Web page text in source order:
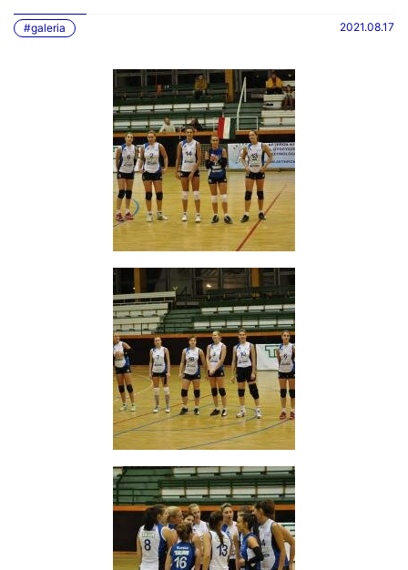
#galeria 2021.08.17